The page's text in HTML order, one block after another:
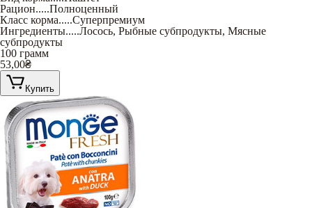
Рацион.....Полноценный
Класс корма.....Суперпремиум
Ингредиенты.....Лосось, Рыбные субпродукты, Мясные
субпродукты
100 грамм
53,00₴
Купить